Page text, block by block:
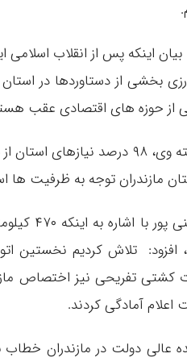
حوزه های اقتصادی عقب
به گفته وی، ۹۸ درصد
مازندران توجه به ظرفیت ها
افزود: تلاش کردیم نخستین
کشتی تفریحی نیز اختصاص
آمادگی کردند.
عالی دولت در مازندران